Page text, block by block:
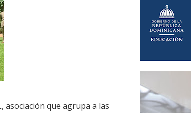
asociación que agrupa a las